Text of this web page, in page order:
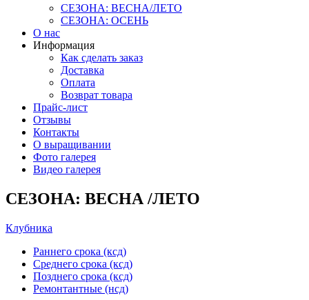
СЕЗОНА: ВЕСНА/ЛЕТО
СЕЗОНА: ОСЕНЬ
О нас
Информация
Как сделать заказ
Доставка
Оплата
Возврат товара
Прайс-лист
Отзывы
Контакты
О выращивании
Фото галерея
Видео галерея
СЕЗОНА: ВЕСНА /ЛЕТО
Клубника
Раннего срока (ксд)
Среднего срока (ксд)
Позднего срока (ксд)
Ремонтантные (нсд)